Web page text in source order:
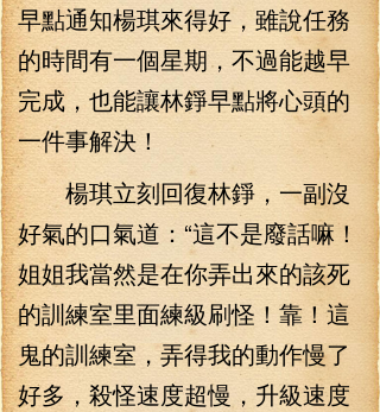
早點通知楊琪來得好，雖說任務
的時間有一個星期，不過能越早
完成，也能讓林錚早點將心頭的
一件事解決！
楊琪立刻回復林錚，一副沒
好氣的口氣道：“這不是廢話嘛！
姐姐我當然是在你弄出來的該死
的訓練室里面練級刷怪！靠！這
鬼的訓練室，弄得我的動作慢了
好多，殺怪速度超慢，升級速度